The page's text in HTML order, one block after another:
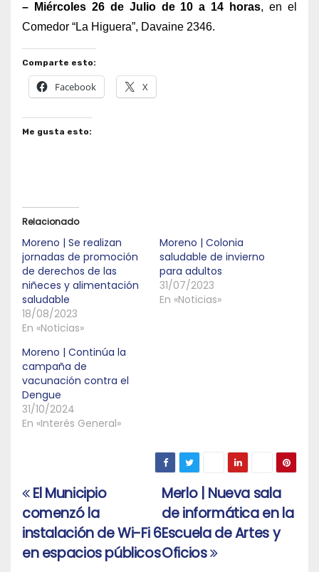
– Miércoles 26 de Julio de 10 a 14 horas, en el
Comedor “La Higuera”, Davaine 2346.
Comparte esto:
Facebook X
Me gusta esto:
Relacionado
Moreno | Se realizan
jornadas de promoción
de derechos de las
niñeces y alimentación
saludable
18/08/2023
En «Noticias»
Moreno | Colonia
saludable de invierno
para adultos
31/07/2023
En «Noticias»
Moreno | Continúa la
campaña de
vacunación contra el
Dengue
31/10/2024
En «Interés General»
Navegación
de
entradas
Merlo | Nueva sala
de informática en la
Escuela de Artes y
Oficios
El Municipio
comenzó la
instalación de Wi-Fi 6
en espacios públicos